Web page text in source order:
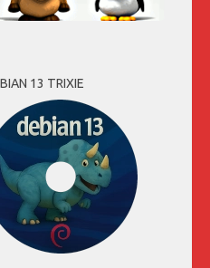
13 TRIXIE